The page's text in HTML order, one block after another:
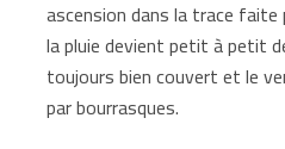
ascension dans la trace faite
la pluie devient petit à petit
toujours bien couvert et le
par bourrasques.